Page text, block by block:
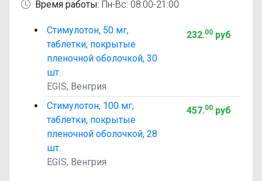
Время работы: Пн-Вс: 08:00-21:00
Стимулотон, 50 мг,
таблетки, покрытые
пленочной оболочкой, 30
шт.
EGIS, Венгрия
232.00руб
Стимулотон, 100 мг,
таблетки, покрытые
пленочной оболочкой, 28
шт.
EGIS, Венгрия
457.00руб